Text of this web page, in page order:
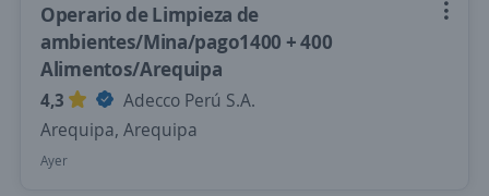
Operario de Limpieza de
ambientes/Mina/pago1400 + 400
Alimentos/Arequipa
4,3
Adecco Perú S.A.
Arequipa, Arequipa
Ayer